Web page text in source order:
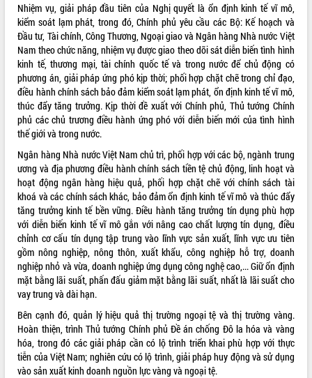
VIDEO
Không có file video nào để phát.
ALBUM ẢNH
LIÊN KẾT WEB
Nhiệm vụ, giải pháp đầu tiên của Nghị quyết là ổn định kinh tế vĩ mô,
kiểm soát lạm phát, trong đó, Chính phủ yêu cầu các Bộ: Kế hoạch và
Đầu tư, Tài chính, Công Thương, Ngoại giao và Ngân hàng Nhà nước Việt
Nam theo chức năng, nhiệm vụ được giao theo dõi sát diễn biến tình hình
kinh tế, thương mại, tài chính quốc tế và trong nước để chủ động có
phương án, giải pháp ứng phó kịp thời; phối hợp chặt chẽ trong chỉ đạo,
điều hành chính sách bảo đảm kiểm soát lạm phát, ổn định kinh tế vĩ mô,
thúc đẩy tăng trưởng. Kịp thời đề xuất với Chính phủ, Thủ tướng Chính
phủ các chủ trương điều hành ứng phó với diễn biến mới của tình hình
thế giới và trong nước.
Ngân hàng Nhà nước Việt Nam chủ trì, phối hợp với các bộ, ngành trung
ương và địa phương điều hành chính sách tiền tệ chủ động, linh hoạt và
hoạt động ngân hàng hiệu quả, phối hợp chặt chẽ với chính sách tài
khoá và các chính sách khác, bảo đảm ổn định kinh tế vĩ mô và thúc đẩy
tăng trưởng kinh tế bền vững. Điều hành tăng trưởng tín dụng phù hợp
với diễn biến kinh tế vĩ mô gắn với nâng cao chất lượng tín dụng, điều
chỉnh cơ cấu tín dụng tập trung vào lĩnh vực sản xuất, lĩnh vực ưu tiên
gồm nông nghiệp, nông thôn, xuất khẩu, công nghiệp hỗ trợ, doanh
nghiệp nhỏ và vừa, doanh nghiệp ứng dụng công nghệ cao,... Giữ ổn định
mặt bằng lãi suất, phấn đấu giảm mặt bằng lãi suất, nhất là lãi suất cho
vay trung và dài hạn.
Bên cạnh đó, quản lý hiệu quả thị trường ngoại tệ và thị trường vàng.
Hoàn thiện, trình Thủ tướng Chính phủ Đề án chống Đô la hóa và vàng
hóa, trong đó các giải pháp cần có lộ trình triển khai phù hợp với thực
tiễn của Việt Nam; nghiên cứu có lộ trình, giải pháp huy động và sử dụng
vào sản xuất kinh doanh nguồn lực vàng và ngoại tệ.